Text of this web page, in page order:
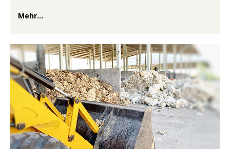
Mehr...